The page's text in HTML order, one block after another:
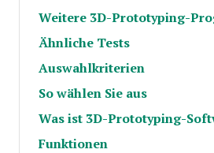
Weitere 3D-Prototyping-
Ähnliche Tests
Auswahlkriterien
So wählen Sie aus
Was ist 3D-Prototyping-
Funktionen